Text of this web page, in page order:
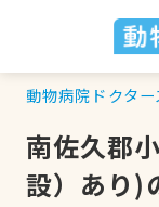
動物病院ドクタ
南佐久郡
設）あり)